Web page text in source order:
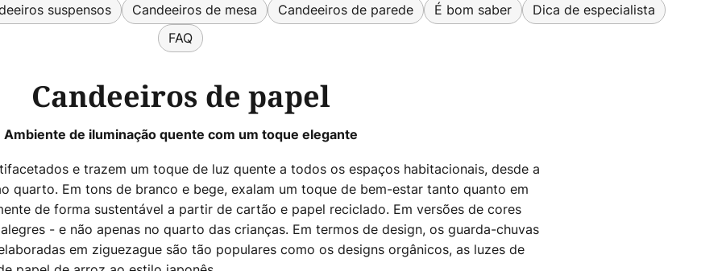
suspensos Candeeiros de mesa Candeeiros de parede É bom saber
Dica de especialista
FAQ
Candeeiros de papel
Ambiente de iluminação quente com um toque elegante
e trazem um toque de luz quente a todos os espaços habitacionais, desde a
quarto. Em tons de branco e bege, exalam um toque de bem-estar tanto quanto em
de forma sustentável a partir de cartão e papel reciclado. Em versões de cores
- e não apenas no quarto das crianças. Em termos de design, os guarda-chuvas
em ziguezague são tão populares como os designs orgânicos, as luzes de